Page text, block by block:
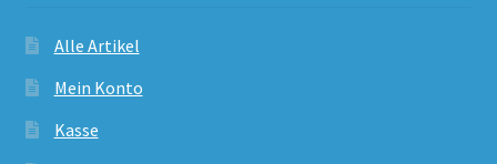
Alle Artikel
Mein Konto
Kasse